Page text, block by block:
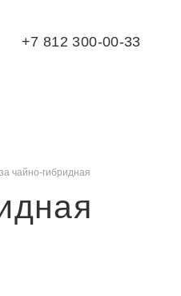
+7 812 300-00-33
чайно-гибридная